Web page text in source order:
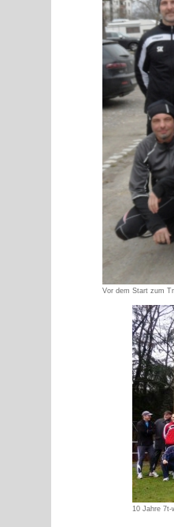
Vor dem Start zum
10 Jahre 7t-